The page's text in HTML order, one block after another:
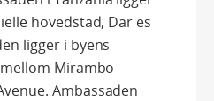
hovedstad, Dar es
ligger i byens
Mirambo
Ambassaden